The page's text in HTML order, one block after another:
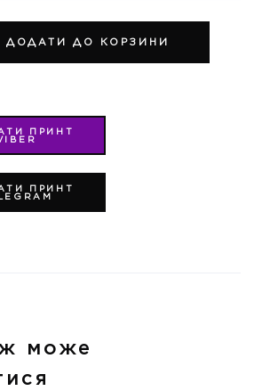
ДОДАТИ ДО КОРЗИНИ
ПРИНТ
ПРИНТ
може